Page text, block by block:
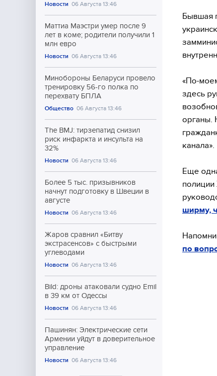
Новости 06 Августа 13:46
Маттиа Маэстри умер после 9
лет в коме; родители получили 1
млн евро
Новости 06 Августа 13:46
Минобороны Беларуси провело
тренировку 56-го полка по
перехвату БПЛА
Общество 06 Августа 13:46
The BMJ: тирзепатид снизил
риск инфаркта и инсульта на
32%
Новости 06 Августа 13:46
Более 5 тыс. призывников
начнут подготовку в Швеции в
августе
Новости 06 Августа 13:46
Жаров сравнил «Битву
экстрасенсов» с быстрыми
углеводами
Новости 06 Августа 13:46
Bild: дроны атаковали судно Emil
в 39 км от Одессы
Новости 06 Августа 13:46
Пашинян: Электрические сети
Армении уйдут в доверительное
управление
Новости 06 Августа 13:46
Бывшая
«По-
здесь
органы.
канала».
Еще
полиции
ширму,
по